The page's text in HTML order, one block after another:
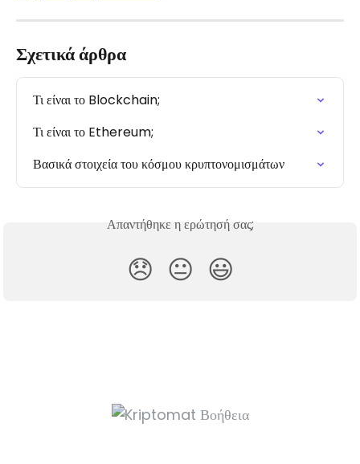
Σχετικά άρθρα
Τι είναι το Blockchain;
Τι είναι το Ethereum;
Βασικά στοιχεία του κόσμου κρυπτονομισμάτων
Απαντήθηκε η ερώτησή σας;
😞 😐 😃